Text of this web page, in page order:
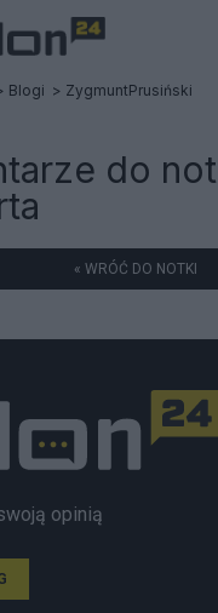
Blogi ZygmuntPrusiński
do
« WRÓĆ DO NOTKI
opinią